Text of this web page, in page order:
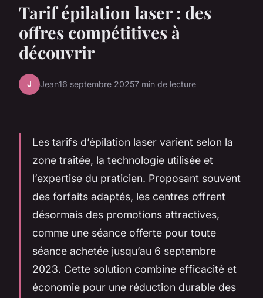
Tarif épilation laser : des
offres compétitives à
découvrir
J Jean16 septembre 20257 min de lecture
Les tarifs d’épilation laser varient selon la
zone traitée, la technologie utilisée et
l’expertise du praticien. Proposant souvent
des forfaits adaptés, les centres offrent
désormais des promotions attractives,
comme une séance offerte pour toute
séance achetée jusqu’au 6 septembre
2023. Cette solution combine efficacité et
économie pour une réduction durable des